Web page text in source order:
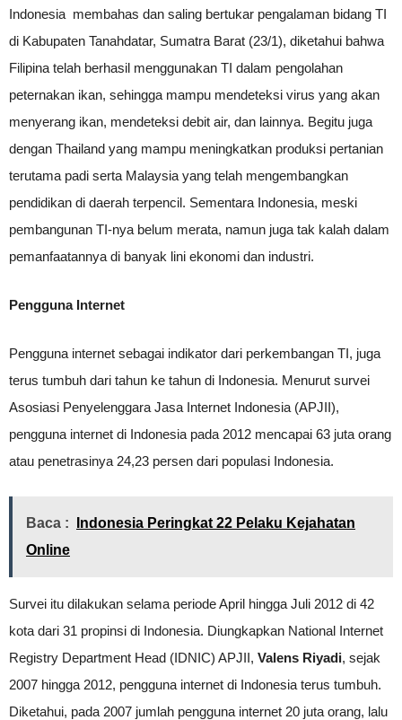
Indonesia membahas dan saling bertukar pengalaman bidang TI
di Kabupaten Tanahdatar, Sumatra Barat (23/1), diketahui bahwa
Filipina telah berhasil menggunakan TI dalam pengolahan
peternakan ikan, sehingga mampu mendeteksi virus yang akan
menyerang ikan, mendeteksi debit air, dan lainnya. Begitu juga
dengan Thailand yang mampu meningkatkan produksi pertanian
terutama padi serta Malaysia yang telah mengembangkan
pendidikan di daerah terpencil. Sementara Indonesia, meski
pembangunan TI-nya belum merata, namun juga tak kalah dalam
pemanfaatannya di banyak lini ekonomi dan industri.
Pengguna Internet
Pengguna internet sebagai indikator dari perkembangan TI, juga
terus tumbuh dari tahun ke tahun di Indonesia. Menurut survei
Asosiasi Penyelenggara Jasa Internet Indonesia (APJII),
pengguna internet di Indonesia pada 2012 mencapai 63 juta orang
atau penetrasinya 24,23 persen dari populasi Indonesia.
Baca :
Indonesia Peringkat 22 Pelaku Kejahatan
Online
Survei itu dilakukan selama periode April hingga Juli 2012 di 42
kota dari 31 propinsi di Indonesia. Diungkapkan National Internet
Registry Department Head (IDNIC) APJII, Valens Riyadi, sejak
2007 hingga 2012, pengguna internet di Indonesia terus tumbuh.
Diketahui, pada 2007 jumlah pengguna internet 20 juta orang, lalu